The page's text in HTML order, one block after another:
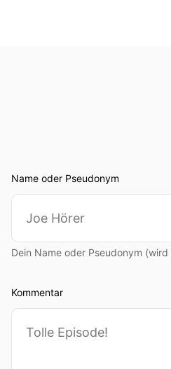
Name oder Pseudonym
Dein Name oder Pseudonym
Kommentar